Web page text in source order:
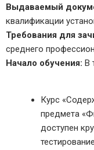
Выдаваемый
квалификации
Требования для
среднего
Начало обучения: В
Курс
предмета
доступен